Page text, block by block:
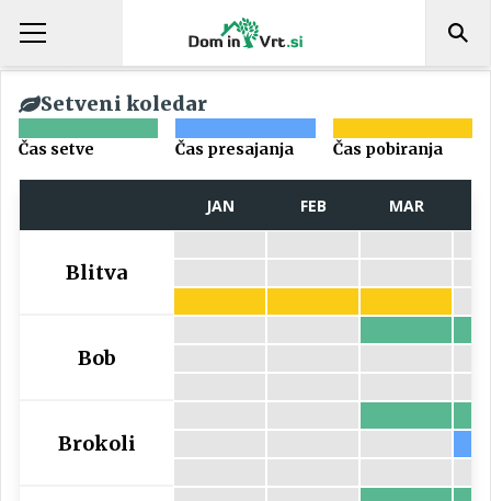
Setveni koledar
Čas setve Čas presajanja Čas pobiranja
Blitva
Bob
Brokoli
JAN FEB MAR